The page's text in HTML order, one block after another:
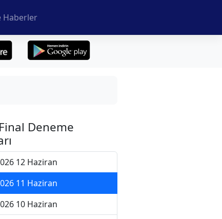
Haberler
Deneme
12 Haziran
11 Haziran
10 Haziran